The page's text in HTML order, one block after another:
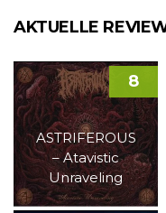
AKTUELLE
ASTRIFEROUS
– Atavistic
Unraveling
8